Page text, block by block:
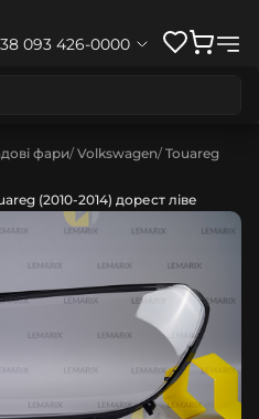
093 426-0000
фари Volkswagen Touareg
(2010-2014) дорест ліве